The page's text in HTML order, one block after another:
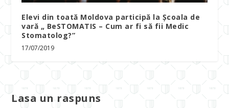
Elevi din toată Moldova participă la Școala de
vară „ BeSTOMATIS – Cum ar fi să fii Medic
Stomatolog?”
17/07/2019
Lasa un raspuns